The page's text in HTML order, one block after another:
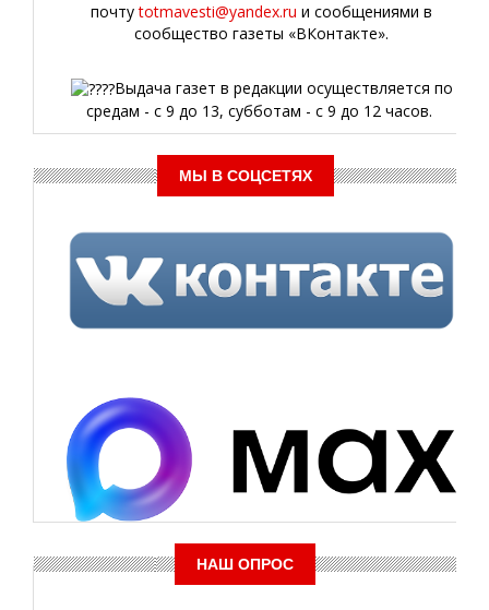
почтуtotmavesti@yandex.ru и сообщениями в
сообщество газеты «ВКонтакте».
Выдача газет в редакции осуществляется по
средам - с 9 до 13, субботам - с 9 до 12 часов.
МЫ В СОЦСЕТЯХ
НАШ ОПРОС